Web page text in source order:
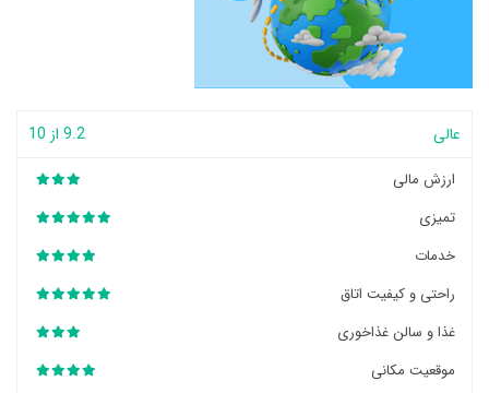
عالی 9.2 از 10
ارزش مالی
تمیزی
خدمات
راحتی و کیفیت اتاق
غذا و سالن غذاخوری
موقعیت مکانی